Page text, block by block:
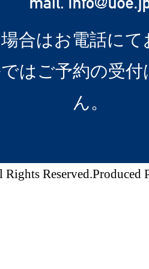
合はお電話にて
はご予約の受
ん。
Reserved.Produced